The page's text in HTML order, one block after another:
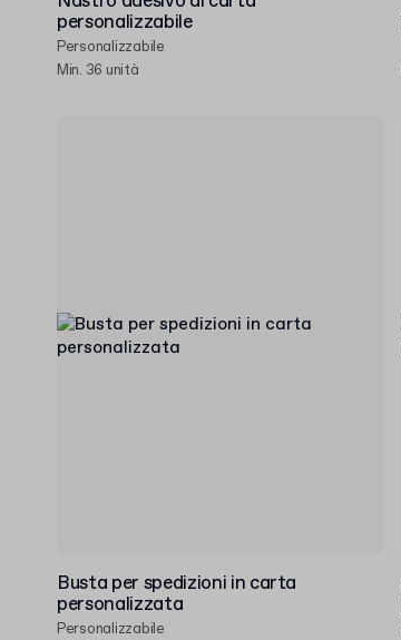
personalizzabile
Personalizzabile
Min. 36 unità
Busta per spedizioni in carta
personalizzata
Personalizzabile